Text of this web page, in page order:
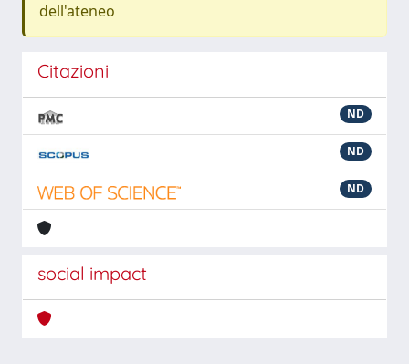
dell'ateneo
Citazioni
ND
ND
ND
social impact